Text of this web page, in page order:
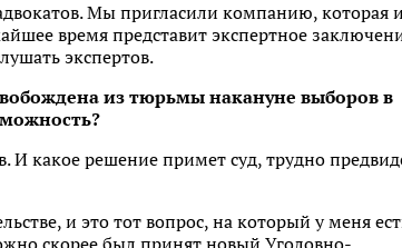
Мы пригласили компанию, которая
время представит экспертное
экспертов.
из тюрьмы накануне выборов в
И какое решение примет суд, трудно
и это тот вопрос, на который у меня
скорее был принят новый Уголовно-